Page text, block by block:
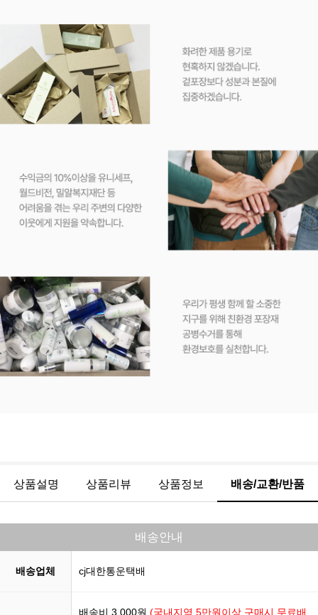
상품설명 상품리뷰 상품정보 배송/교환/반품
배송안내
배송업체 cj대한통운택배
배송비 3,000원 (국내지역 5만원이상 구매시 무료배